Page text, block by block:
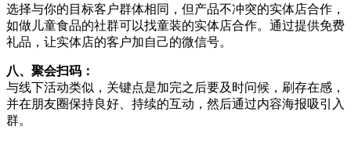
选择与你的目标客户群体相同，但产品不冲突的实体店合作，
如做儿童食品的社群可以找童装的实体店合作。通过提供免费
礼品，让实体店的客户加自己的微信号。
八、聚会扫码：
与线下活动类似，关键点是加完之后要及时问候，刷存在感，
并在朋友圈保持良好、持续的互动，然后通过内容海报吸引入
群。